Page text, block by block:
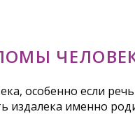
особенно если
издалека именно